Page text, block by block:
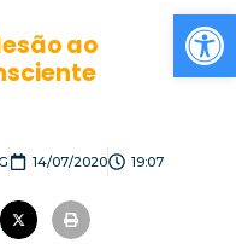
ao
14/07/2020 19:07